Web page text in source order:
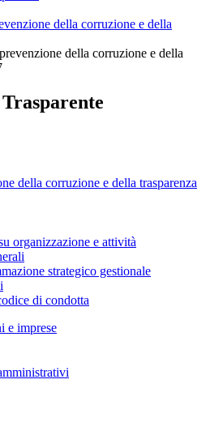
della corruzione e della
della corruzione e della
della corruzione e della trasparenza
organizzazione e attività
strategico gestionale
di condotta
e imprese